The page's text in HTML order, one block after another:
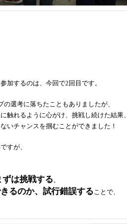
加するのは、今回で2回目です。
選考に落ちたこともありましたが、
触れるように心がけ、挑戦し続けた結果、
いチャンスを掴むことができました！
すが、
ずは挑戦する。
るのか、試行錯誤することで、